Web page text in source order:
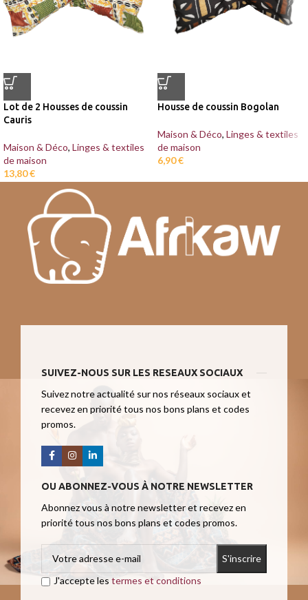
Lot de 2 Housses de coussin
Cauris
Maison & Déco, Linges & textiles
de maison
13,80€
Housse de coussin Bogolan
Maison & Déco, Linges & textiles
de maison
6,90€
SUIVEZ-NOUS SUR LES RESEAUX SOCIAUX
Suivez notre actualité sur nos réseaux sociaux et
recevez en priorité tous nos bons plans et codes
promos.
OU ABONNEZ-VOUS À NOTRE NEWSLETTER
Abonnez vous à notre newsletter et recevez en
priorité tous nos bons plans et codes promos.
J'accepte les termes et conditions